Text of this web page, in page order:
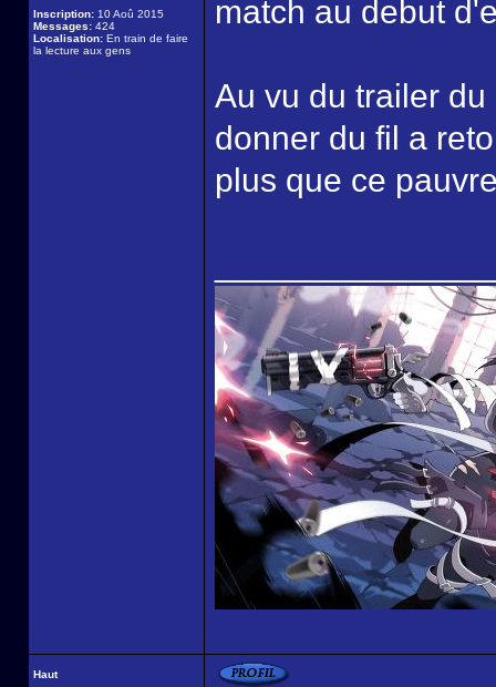
Inscription: 10 Aoû 2015
Messages: 424
Localisation: En train de faire
la lecture aux gens
match au debut
Au vu du trailer
donner du fil a
plus que ce
Haut